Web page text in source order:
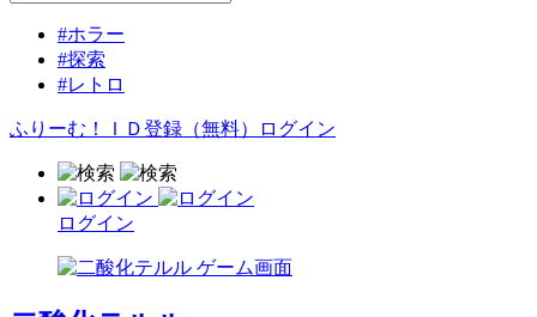
#ホラー
#探索
#レトロ
ふりーむ！ＩＤ登録（無料） ログイン
ログイン